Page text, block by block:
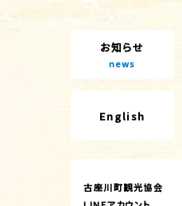
お知らせ
news
English
古座川町観光協会